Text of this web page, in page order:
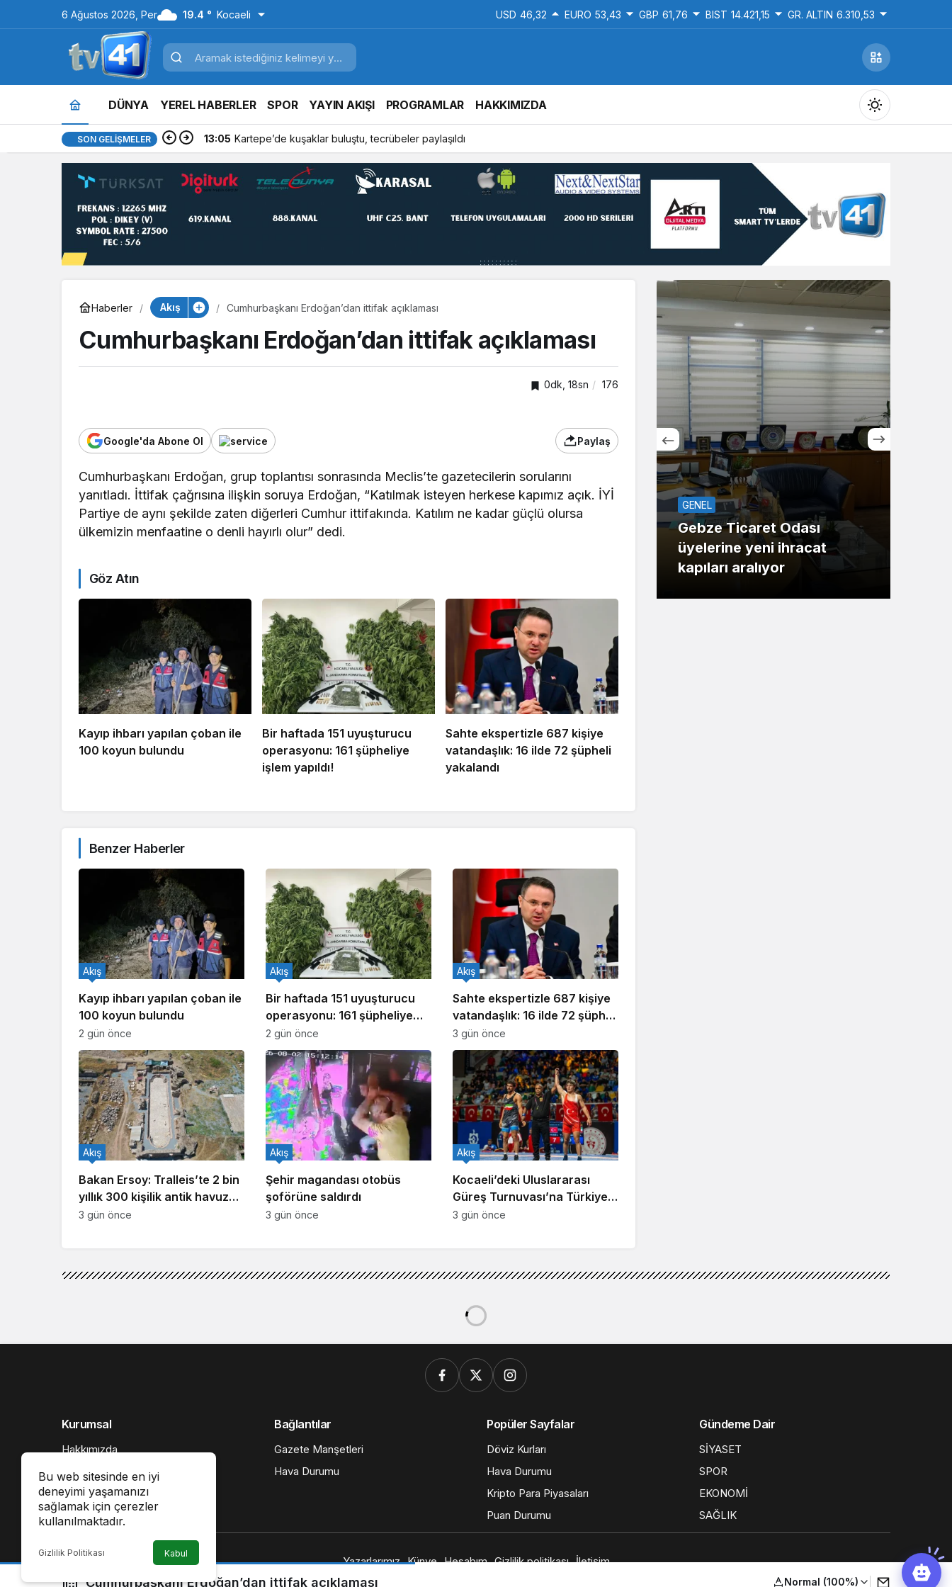
6 Ağustos 2026, Per 19.4 ° Kocaeli USD 46,32 EURO 53,43 GBP 61,76 BIST 14.421,15 GR. ALTIN 6.310,53
DÜNYA YEREL HABERLER SPOR YAYIN AKIŞI PROGRAMLAR HAKKIMIZDA
Gündüz Modu
Gündüz modunu seçin.
Gece modunu seçin.
Sistem Modu
Sistem modunu seçin.
SON GELIŞMELER 13:05 Kartepe’de kuşaklar buluştu, tecrübeler paylaşıldı
Haberler Akış Cumhurbaşkanı Erdoğan’dan ittifak açıklaması
Cumhurbaşkanı Erdoğan’dan ittifak açıklaması
0dk, 18sn 176
Google'da Abone Ol Paylaş
Cumhurbaşkanı Erdoğan, grup toplantısı sonrasında Meclis’te gazetecilerin sorularını
yanıtladı. İttifak çağrısına ilişkin soruya Erdoğan, “Katılmak isteyen herkese kapımız açık. İYİ
Partiye de aynı şekilde zaten diğerleri Cumhur ittifakında. Katılım ne kadar güçlü olursa
ülkemizin menfaatine o denli hayırlı olur” dedi.
Göz Atın
Kayıp ihbarı yapılan çoban ile
100 koyun bulundu
Bir haftada 151 uyuşturucu
operasyonu: 161 şüpheliye
işlem yapıldı!
Sahte ekspertizle 687 kişiye
vatandaşlık: 16 ilde 72 şüpheli
yakalandı
Cumhurbaşkanı Erdoğan’dan ittifak açıklaması Normal (100%)
Benzer Haberler
Kayıp ihbarı yapılan çoban ile
100 koyun bulundu
Akış
2 gün önce
Bir haftada 151 uyuşturucu
operasyonu: 161 şüpheliye
işlem yapıldı!
Akış
2 gün önce
Sahte ekspertizle 687 kişiye
vatandaşlık: 16 ilde 72 şüpheli
yakalandı
Akış
3 gün önce
Bakan Ersoy: Tralleis’te 2 bin
yıllık 300 kişilik antik havuz
gün yüzüne çıkarıldı
Akış
3 gün önce
Şehir magandası otobüs
şoförüne saldırdı
Akış
3 gün önce
Kocaeli’deki Uluslararası
Güreş Turnuvası’na Türkiye
damgası
Akış
3 gün önce
ASAYİŞ
Kocaeli Emniyeti’nden
aranan şahıslara yönelik
TOP20HABER GENEL
Gebze Ticaret Odası
üyelerine yeni ihracat
kapıları aralıyor
Bu web sitesinde en iyi
deneyimi yaşamanızı
sağlamak için çerezler
kullanılmaktadır.
Gizlilik Politikası Kabul
Kurumsal
Hakkımızda
İletişim
Künye
Gizlilik politikası
Bağlantılar
Gazete Manşetleri
Hava Durumu
Popüler Sayfalar
Döviz Kurları
Hava Durumu
Kripto Para Piyasaları
Puan Durumu
Gündeme Dair
SİYASET
SPOR
EKONOMİ
SAĞLIK
Yazarlarımız Künye Hesabım Gizlilik politikası İletişim